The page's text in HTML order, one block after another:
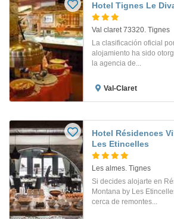
Hotel Tignes Le
Val claret 73320. Tignes
La clasificación oficial
alojamiento ha sido
la agencia de...
Val-Claret
Hotel Résidences
Les Etincelles
Les almes. Tignes
Si decides alojarte en
Montana by Les
cerca de remontes...